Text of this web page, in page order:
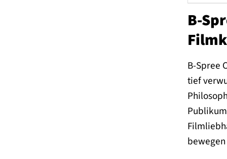
B-
B-Spree
tief